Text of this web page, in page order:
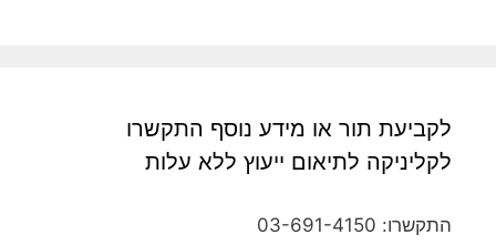
לקביעת תור או מידע נוסף התקשרו
לקליניקה לתיאום ייעוץ ללא עלות
התקשרו: 03-691-4150